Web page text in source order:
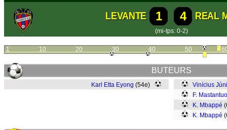
LEVANTE 1 4 REAL
(mi-tps: 0-2)
1 10 20 30 40 50
BUTEURS
Karl Etta Eyong (54e)
Vinícius
F.
K. Mbappé
K. Mbappé